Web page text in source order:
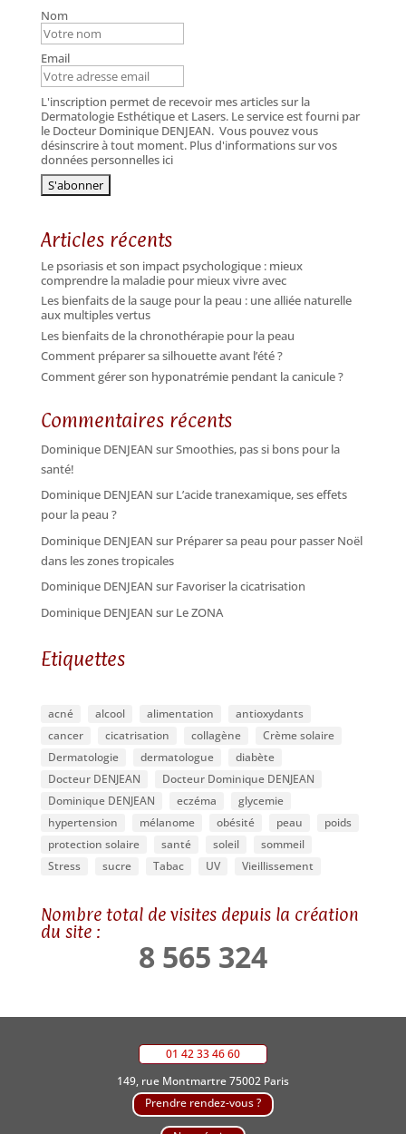
Nom
Email
L'inscription permet de recevoir mes articles sur la
Dermatologie Esthétique et Lasers. Le service est fourni par
le Docteur Dominique DENJEAN. Vous pouvez vous
désinscrire à tout moment. Plus d'informations sur vos
données personnelles ici
Articles récents
Le psoriasis et son impact psychologique : mieux
comprendre la maladie pour mieux vivre avec
Les bienfaits de la sauge pour la peau : une alliée naturelle
aux multiples vertus
Les bienfaits de la chronothérapie pour la peau
Comment préparer sa silhouette avant l’été ?
Comment gérer son hyponatrémie pendant la canicule ?
Commentaires récents
Dominique DENJEAN surSmoothies, pas si bons pour la
santé!
Dominique DENJEAN surL’acide tranexamique, ses effets
pour la peau ?
Dominique DENJEAN surPréparer sa peau pour passer Noël
dans les zones tropicales
Dominique DENJEAN surFavoriser la cicatrisation
Dominique DENJEAN surLe ZONA
Etiquettes
acné alcool alimentation
antioxydants
cancer
cicatrisation collagène
Crème solaire
Dermatologie
dermatologue
diabète
Docteur DENJEAN
Docteur Dominique DENJEAN
Dominique DENJEAN
eczéma
glycemie
hypertension
mélanome obésité peau
poids
protection solaire
santé soleil
sommeil
Stress
sucre Tabac UV Vieillissement
Nombre total de visites depuis la création
du site :
8 565 324
01 42 33 46 60
149, rue Montmartre 75002 Paris
Prendre rendez-vous ?